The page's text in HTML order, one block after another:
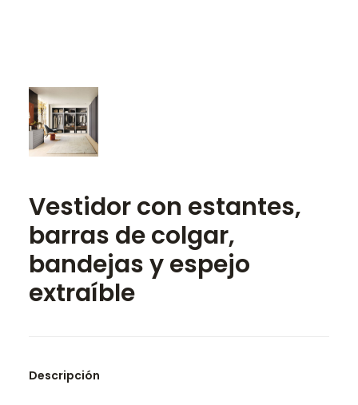
Vestidor con estantes,
barras de colgar,
bandejas y espejo
extraíble
Descripción